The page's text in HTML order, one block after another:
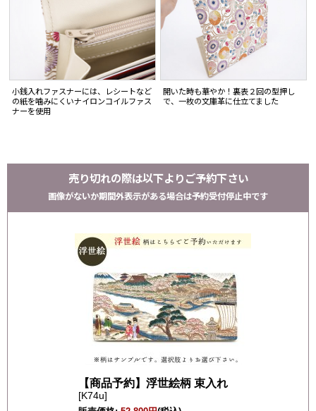
小銭入れファスナーには、レシートなど
の紙を噛みにくいナイロンコイルファス
ナーを使用
開いた時も華やか！裏表２回の型押し
で、一枚の文庫革に仕立てました
売り切れの際は以下よりご予約下さい
画像がないか期間外表示がある場合は予約受付停止中です